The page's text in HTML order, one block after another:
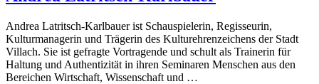
Andrea Latritsch-Karlbauer ist Schauspielerin, Regisseurin,
Kulturmanagerin und Trägerin des Kulturehrenzeichens der Stadt
Villach. Sie ist gefragte Vortragende und schult als Trainerin für
Haltung und Authentizität in ihren Seminaren Menschen aus den
Bereichen Wirtschaft, Wissenschaft und …